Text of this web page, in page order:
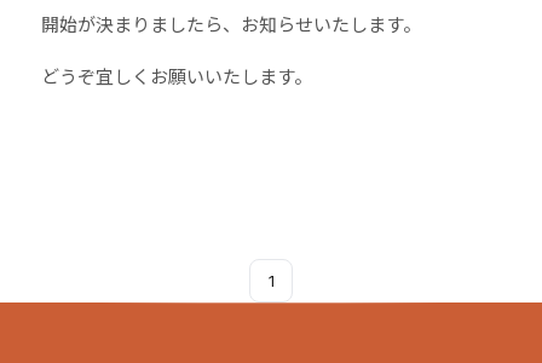
開始が決まりましたら、お知らせいたします。
どうぞ宜しくお願いいたします。
1